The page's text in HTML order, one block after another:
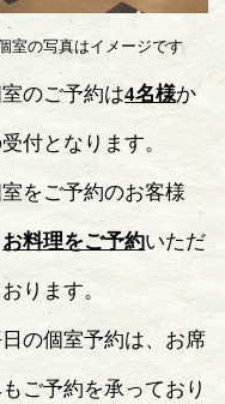
室の写真はイメージです
室のご予約は4名様か
付となります。
室をご予約のお客様
お料理をご予約いただ
ります。
日の個室予約は、お席
ご予約を承っており